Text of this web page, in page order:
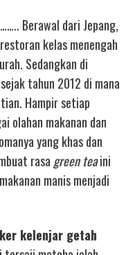
Berawal dari Jepang,
kelas menengah
Sedangkan di
tahun 2012 di mana
Hampir setiap
olahan makanan dan
yang khas dan
rasa green teaini
manis menjadi
kelenjar getah